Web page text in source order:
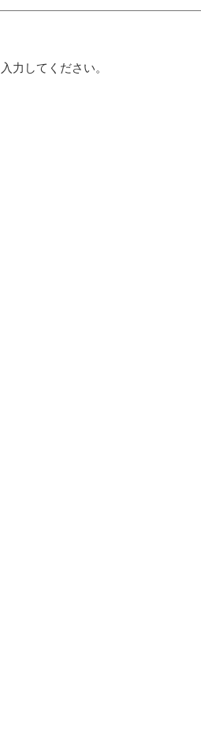
力してください。